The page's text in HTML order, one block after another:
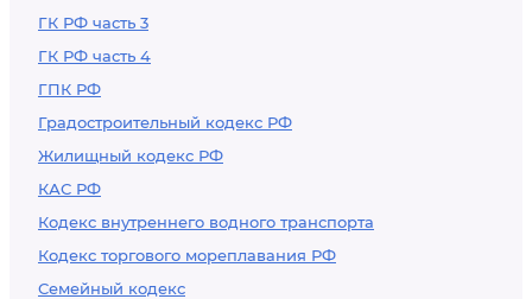
ГК РФ часть 3
ГК РФ часть 4
ГПК РФ
Градостроительный кодекс РФ
Жилищный кодекс РФ
КАС РФ
Кодекс внутреннего водного транспорта
Кодекс торгового мореплавания РФ
Семейный кодекс